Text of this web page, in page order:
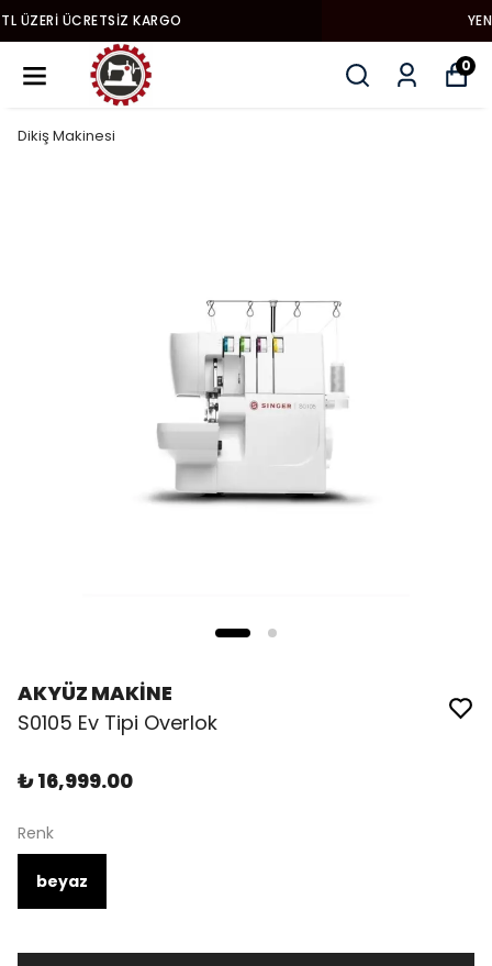
YENI MODEL DIKIŞ MAKINALARI
0
Dikiş Makinesi
AKYÜZ MAKİNE
S0105 Ev Tipi Overlok
₺ 16,999.00
Renk
beyaz